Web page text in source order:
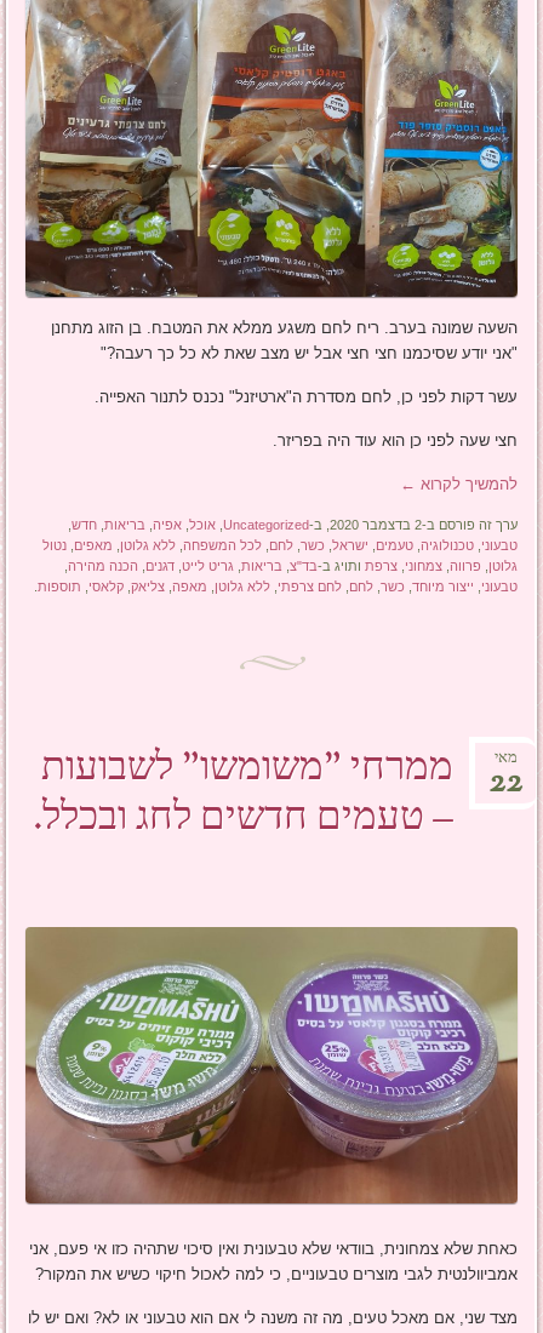
השעה שמונה בערב. ריח לחם משגע ממלא את המטבח. בן הזוג מתחנן
"אני יודע שסיכמנו חצי חצי אבל יש מצב שאת לא כל כך רעבה?"
עשר דקות לפני כן, לחם מסדרת ה"ארטיזנל" נכנס לתנור האפייה.
חצי שעה לפני כן הוא עוד היה בפריזר.
להמשיך לקרוא ←
ערך זה פורסם ב-2 בדצמבר 2020, ב- Uncategorized
,אוכל ,אפיה בריאות ,חדש
טבעוני ,טכנולוגיה ,טעמים ישראל כשר ,לחם ,לכל המשפחה ,ללא גלוטן מאפים ,נטול
גלוטן
פרווה ,צמחוני ,צרפת ותויג ב-בד"צ בריאות גריט לייט ,דגנים הכנה מהירה
טבעוני
ייצור מיוחד כשר ,לחם ,לחם צרפתי ,ללא גלוטן מאפה ,צליאק ,קלאסי תוספות
ממרחי "משומשו" לשבועות
– טעמים חדשים לחג ובכלל.
מאי
22
כאחת שלא צמחונית, בוודאי שלא טבעונית ואין סיכוי שתהיה כזו אי פעם, אני
אמביוולנטית לגבי מוצרים טבעוניים, כי למה לאכול חיקוי כשיש את המקור?
מצד שני, אם מאכל טעים, מה זה משנה לי אם הוא טבעוני או לא? ואם יש לו